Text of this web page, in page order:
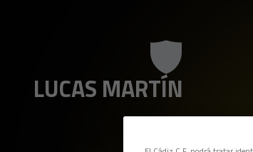
LUCAS MARTÍN